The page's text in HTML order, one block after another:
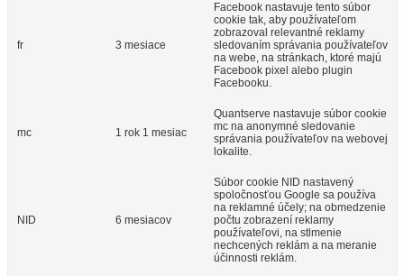
fr 3 mesiace
Facebook nastavuje tento súbor
cookie tak, aby používateľom
zobrazoval relevantné reklamy
sledovaním správania používateľov
na webe, na stránkach, ktoré majú
Facebook pixel alebo plugin
Facebooku.
mc 1 rok 1 mesiac
Quantserve nastavuje súbor cookie
mc na anonymné sledovanie
správania používateľov na webovej
lokalite.
NID 6 mesiacov
Súbor cookie NID nastavený
spoločnosťou Google sa používa
na reklamné účely; na obmedzenie
počtu zobrazení reklamy
používateľovi, na stlmenie
nechcených reklám a na meranie
účinnosti reklám.